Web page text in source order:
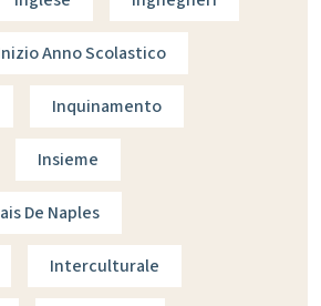
Anno Scolastico
Inquinamento
Insieme
De Naples
Interculturale